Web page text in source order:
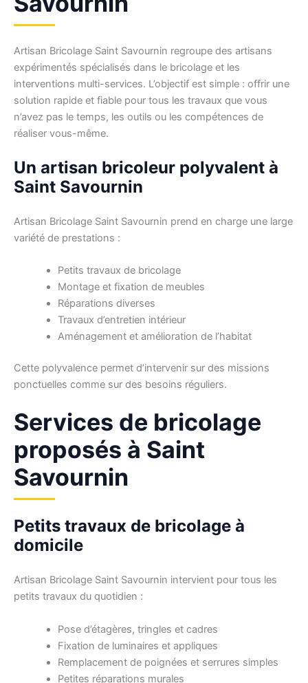
Artisan Bricolage Saint Savournin regroupe des artisans
expérimentés spécialisés dans le bricolage et les
interventions multi-services. L’objectif est simple : offrir une
solution rapide et fiable pour tous les travaux que vous
n’avez pas le temps, les outils ou les compétences de
réaliser vous-même.
Un artisan bricoleur polyvalent à
Saint Savournin
Artisan Bricolage Saint Savournin prend en charge une large
variété de prestations :
Petits travaux de bricolage
Montage et fixation de meubles
Réparations diverses
Travaux d’entretien intérieur
Aménagement et amélioration de l’habitat
Cette polyvalence permet d’intervenir sur des missions
ponctuelles comme sur des besoins réguliers.
Services de bricolage
proposés à Saint
Savournin
Petits travaux de bricolage à
domicile
Artisan Bricolage Saint Savournin intervient pour tous les
petits travaux du quotidien :
Pose d’étagères, tringles et cadres
Fixation de luminaires et appliques
Remplacement de poignées et serrures simples
Petites réparations murales